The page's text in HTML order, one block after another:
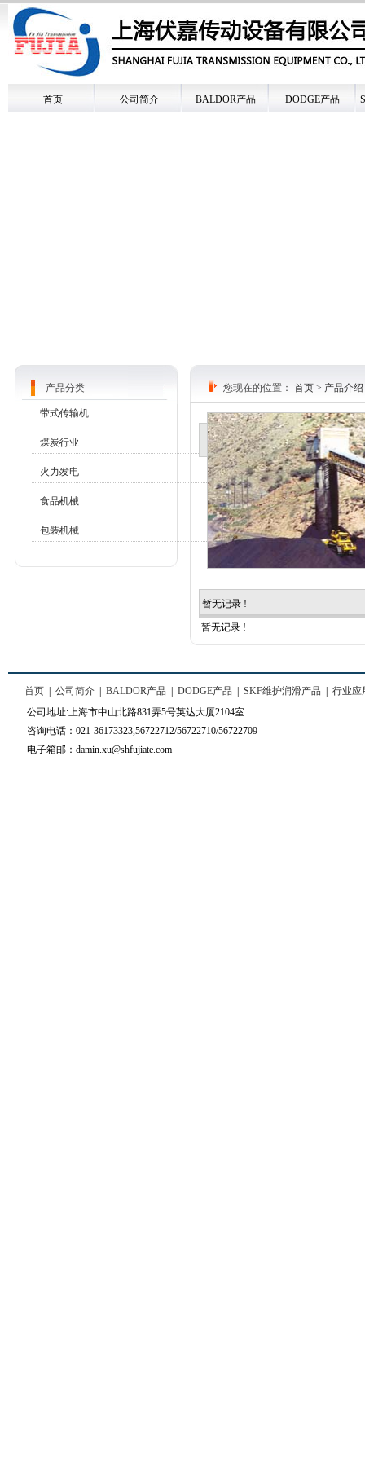
首页 公司简介 BALDOR产品 DODGE产品
产品分类
带式传输机
煤炭行业
火力发电
食品机械
包装机械
您现在的位置：首页 > 产品介绍
暂无记录 !
暂无记录 !
首页 公司简介 BALDOR产品 DODGE产品 SKF维护润滑产品
行业应
公司地址:上海市中山北路831弄5号英达大厦2104室
咨询电话：021-36173323,56722712/56722710/56722709
电子箱邮：damin.xu@shfujiate.com